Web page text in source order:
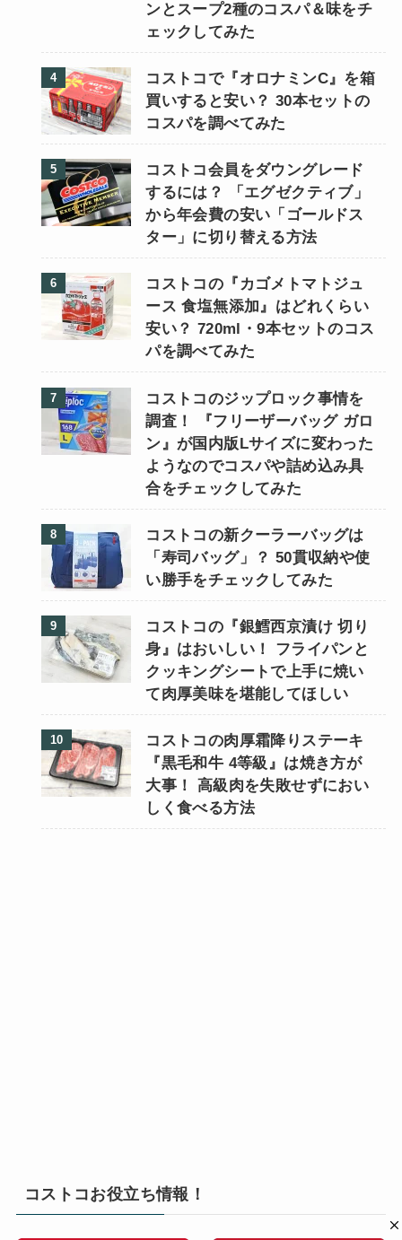
ンとスープ2種のコスパ＆味をチ
ェックしてみた
コストコで『オロナミンC』を箱
買いすると安い？ 30本セットの
コスパを調べてみた
コストコ会員をダウングレード
するには？ 「エグゼクティブ」
から年会費の安い「ゴールドス
ター」に切り替える方法
コストコの『カゴメトマトジュ
ース 食塩無添加』はどれくらい
安い？ 720ml・9本セットのコス
パを調べてみた
コストコのジップロック事情を
調査！ 『フリーザーバッグ ガロ
ン』が国内版Lサイズに変わった
ようなのでコスパや詰め込み具
合をチェックしてみた
コストコの新クーラーバッグは
「寿司バッグ」？ 50貫収納や使
い勝手をチェックしてみた
コストコの『銀鱈西京漬け 切り
身』はおいしい！ フライパンと
クッキングシートで上手に焼い
て肉厚美味を堪能してほしい
コストコの肉厚霜降りステーキ
『黒毛和牛 4等級』は焼き方が
大事！ 高級肉を失敗せずにおい
しく食べる方法
コストコお役立ち情報！